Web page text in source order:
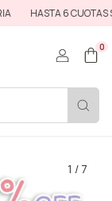
HASTA 6 CUOTAS
0
1 / 7